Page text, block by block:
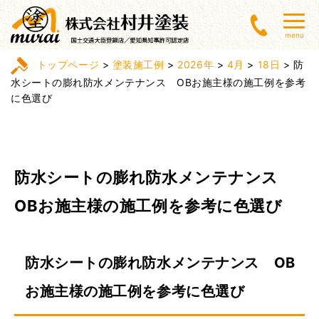
menu
トップページ > 塗装施工例 > 2026年 > 4月 > 18日 > 防
水シートの膨れ防水メンテナンス OBお施主様の施工例を参考
に色選び
防水シートの膨れ防水メンテナンス
OBお施主様の施工例を参考に色選び
防水シートの膨れ防水メンテナンス OB
お施主様の施工例を参考に色選び